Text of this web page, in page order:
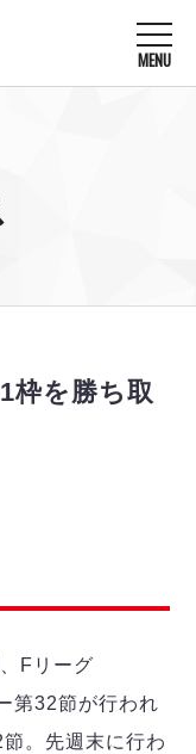
MENU
枠を勝ち取
Fリーグ
第32節が行われ
。先週末に行わ